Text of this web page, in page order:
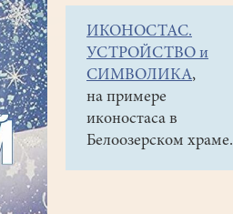
ИКОНОСТАС.
УСТРОЙСТВО и
СИМВОЛИКА,
на примере
иконостаса в
Белоозерском храме.